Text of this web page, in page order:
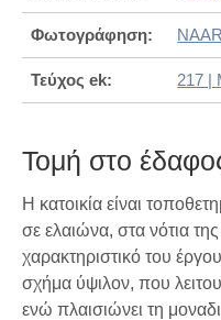
Φωτογράφηση:
Τεύχος ek: 217 |
Τομή στο
Η κατοικία είναι
σε ελαιώνα, στα νότια
χαρακτηριστικό του
σχήμα ύψιλον, που
ενώ πλαισιώνει τη